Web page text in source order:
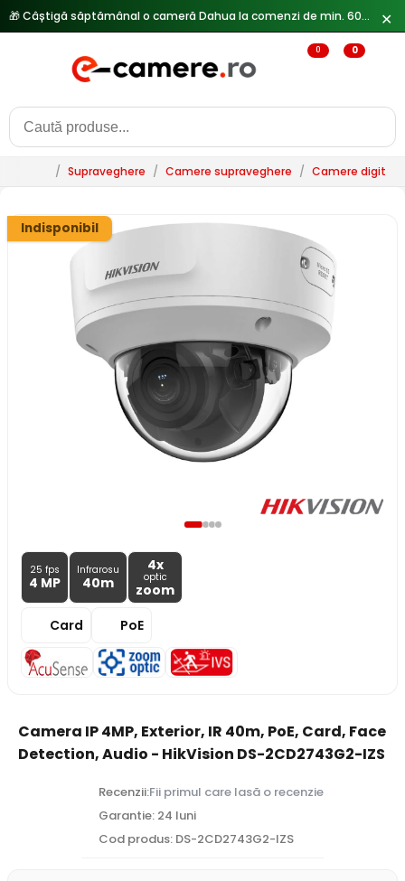
✕
0 0
/ Supraveghere / Camere supraveghere / Camere digitale
Indisponibil
25 fps
4 MP
Infrarosu
40m
4x
optic
zoom
Card
PoE
Camera IP 4MP, Exterior, IR 40m, PoE, Card, Face
Detection, Audio - HikVision DS-2CD2743G2-IZS
Recenzii:Fii primul care lasă o recenzie
Garantie: 24 luni
Cod produs: DS-2CD2743G2-IZS